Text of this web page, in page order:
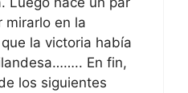
mirarlo en la
la victoria había
En fin,
los siguientes